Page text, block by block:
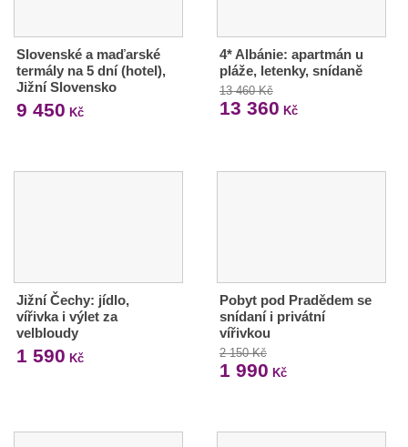
Slovenské a maďarské
termály na 5 dní (hotel),
Jižní Slovensko
9 450 Kč
4* Albánie: apartmán u
pláže, letenky, snídaně
13 460 Kč
13 360 Kč
Jižní Čechy: jídlo,
vířivka i výlet za
velbloudy
1 590 Kč
Pobyt pod Pradědem se
snídaní i privátní
vířivkou
2 150 Kč
1 990 Kč